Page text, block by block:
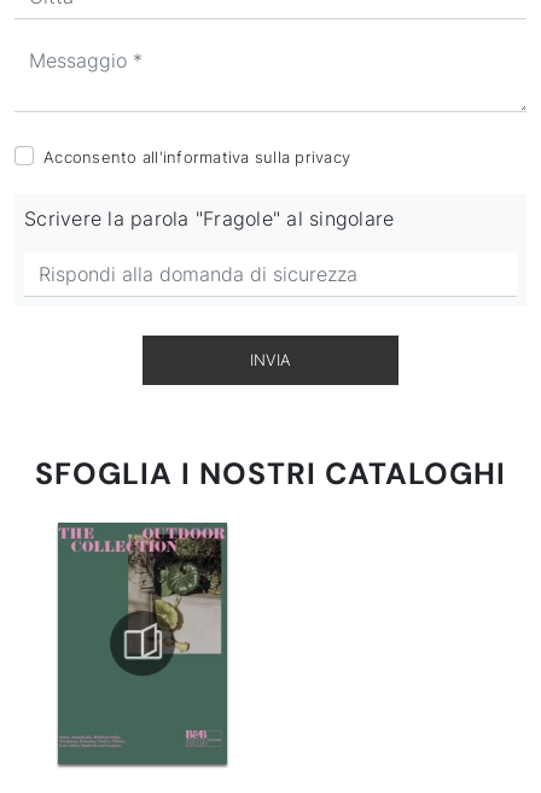
SFOGLIA I NOSTRI CATALOGHI
Acconsento all'informativa sulla privacy
Scrivere la parola "Fragole" al singolare
INVIA